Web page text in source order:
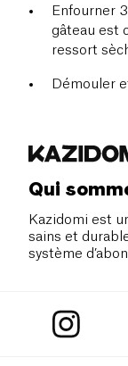
Enfourner
gâteau est
ressort
Démouler
Qui
Kazidomi est
sains et
système